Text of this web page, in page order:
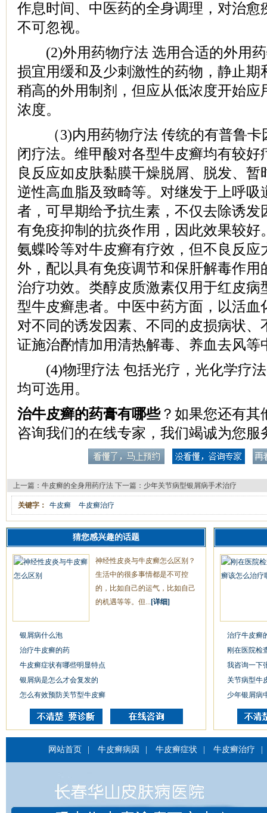
作息时间、中医药的全身调理，对治愈
不可忽视。
(2)外用药物疗法 选用合适的外用药
损宜用缓和及少刺激性的药物，静止期
稍高的外用制剂，但应从低浓度开始应
浓度。
（3)内用药物疗法 传统的有普鲁卡
闭疗法。维甲酸对各型牛皮癣均有较好
良反应如皮肤黏膜干燥脱屑、脱发、暂
逆性高血脂及致畸等。对继发于上呼吸
者，可早期给予抗生素，不仅去除诱发
有免疫抑制的抗炎作用，因此效果较好
氨蝶呤等对牛皮癣有疗效，但不良反应
外，配以具有免疫调节和保肝解毒作用
治疗功效。类醇皮质激素仅用于红皮病
型牛皮癣患者。中医中药方面，以活血
对不同的诱发因素、不同的皮损病状、
证施治酌情加用清热解毒、养血去风等
(4)物理疗法 包括光疗，光化学疗法
均可选用。
治牛皮癣的药膏有哪些？如果您还有其
咨询我们的在线专家，我们竭诚为您服
上一篇： 牛皮癣的全身用药疗法 下一篇： 少年关节病型银屑病手术治疗
关键字： 牛皮癣 牛皮癣治疗
猜您感兴趣的话题
神经性皮炎与牛皮癣怎么区别？
生活中的很多事情都是不可控
的，比如自己的运气，比如自己
的机遇等等。但... [详细]
银屑病什么泡
治疗牛皮癣的药
牛皮癣症状有哪些明显特点
银屑病是怎么才会复发的
怎么有效预防关节型牛皮癣
治疗牛皮癣
刚在医院检
我咨询一下
关节病型牛
少年银屑病
网站首页 牛皮癣病因 牛皮癣症状 牛皮癣治疗